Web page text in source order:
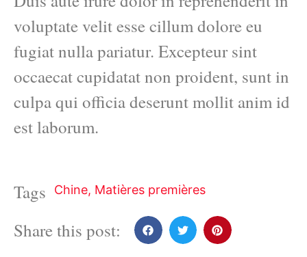
voluptate velit esse cillum dolore eu
fugiat nulla pariatur. Excepteur sint
occaecat cupidatat non proident, sunt in
culpa qui officia deserunt mollit anim id
est laborum.
Tags Chine, Matières premières
Share this post: